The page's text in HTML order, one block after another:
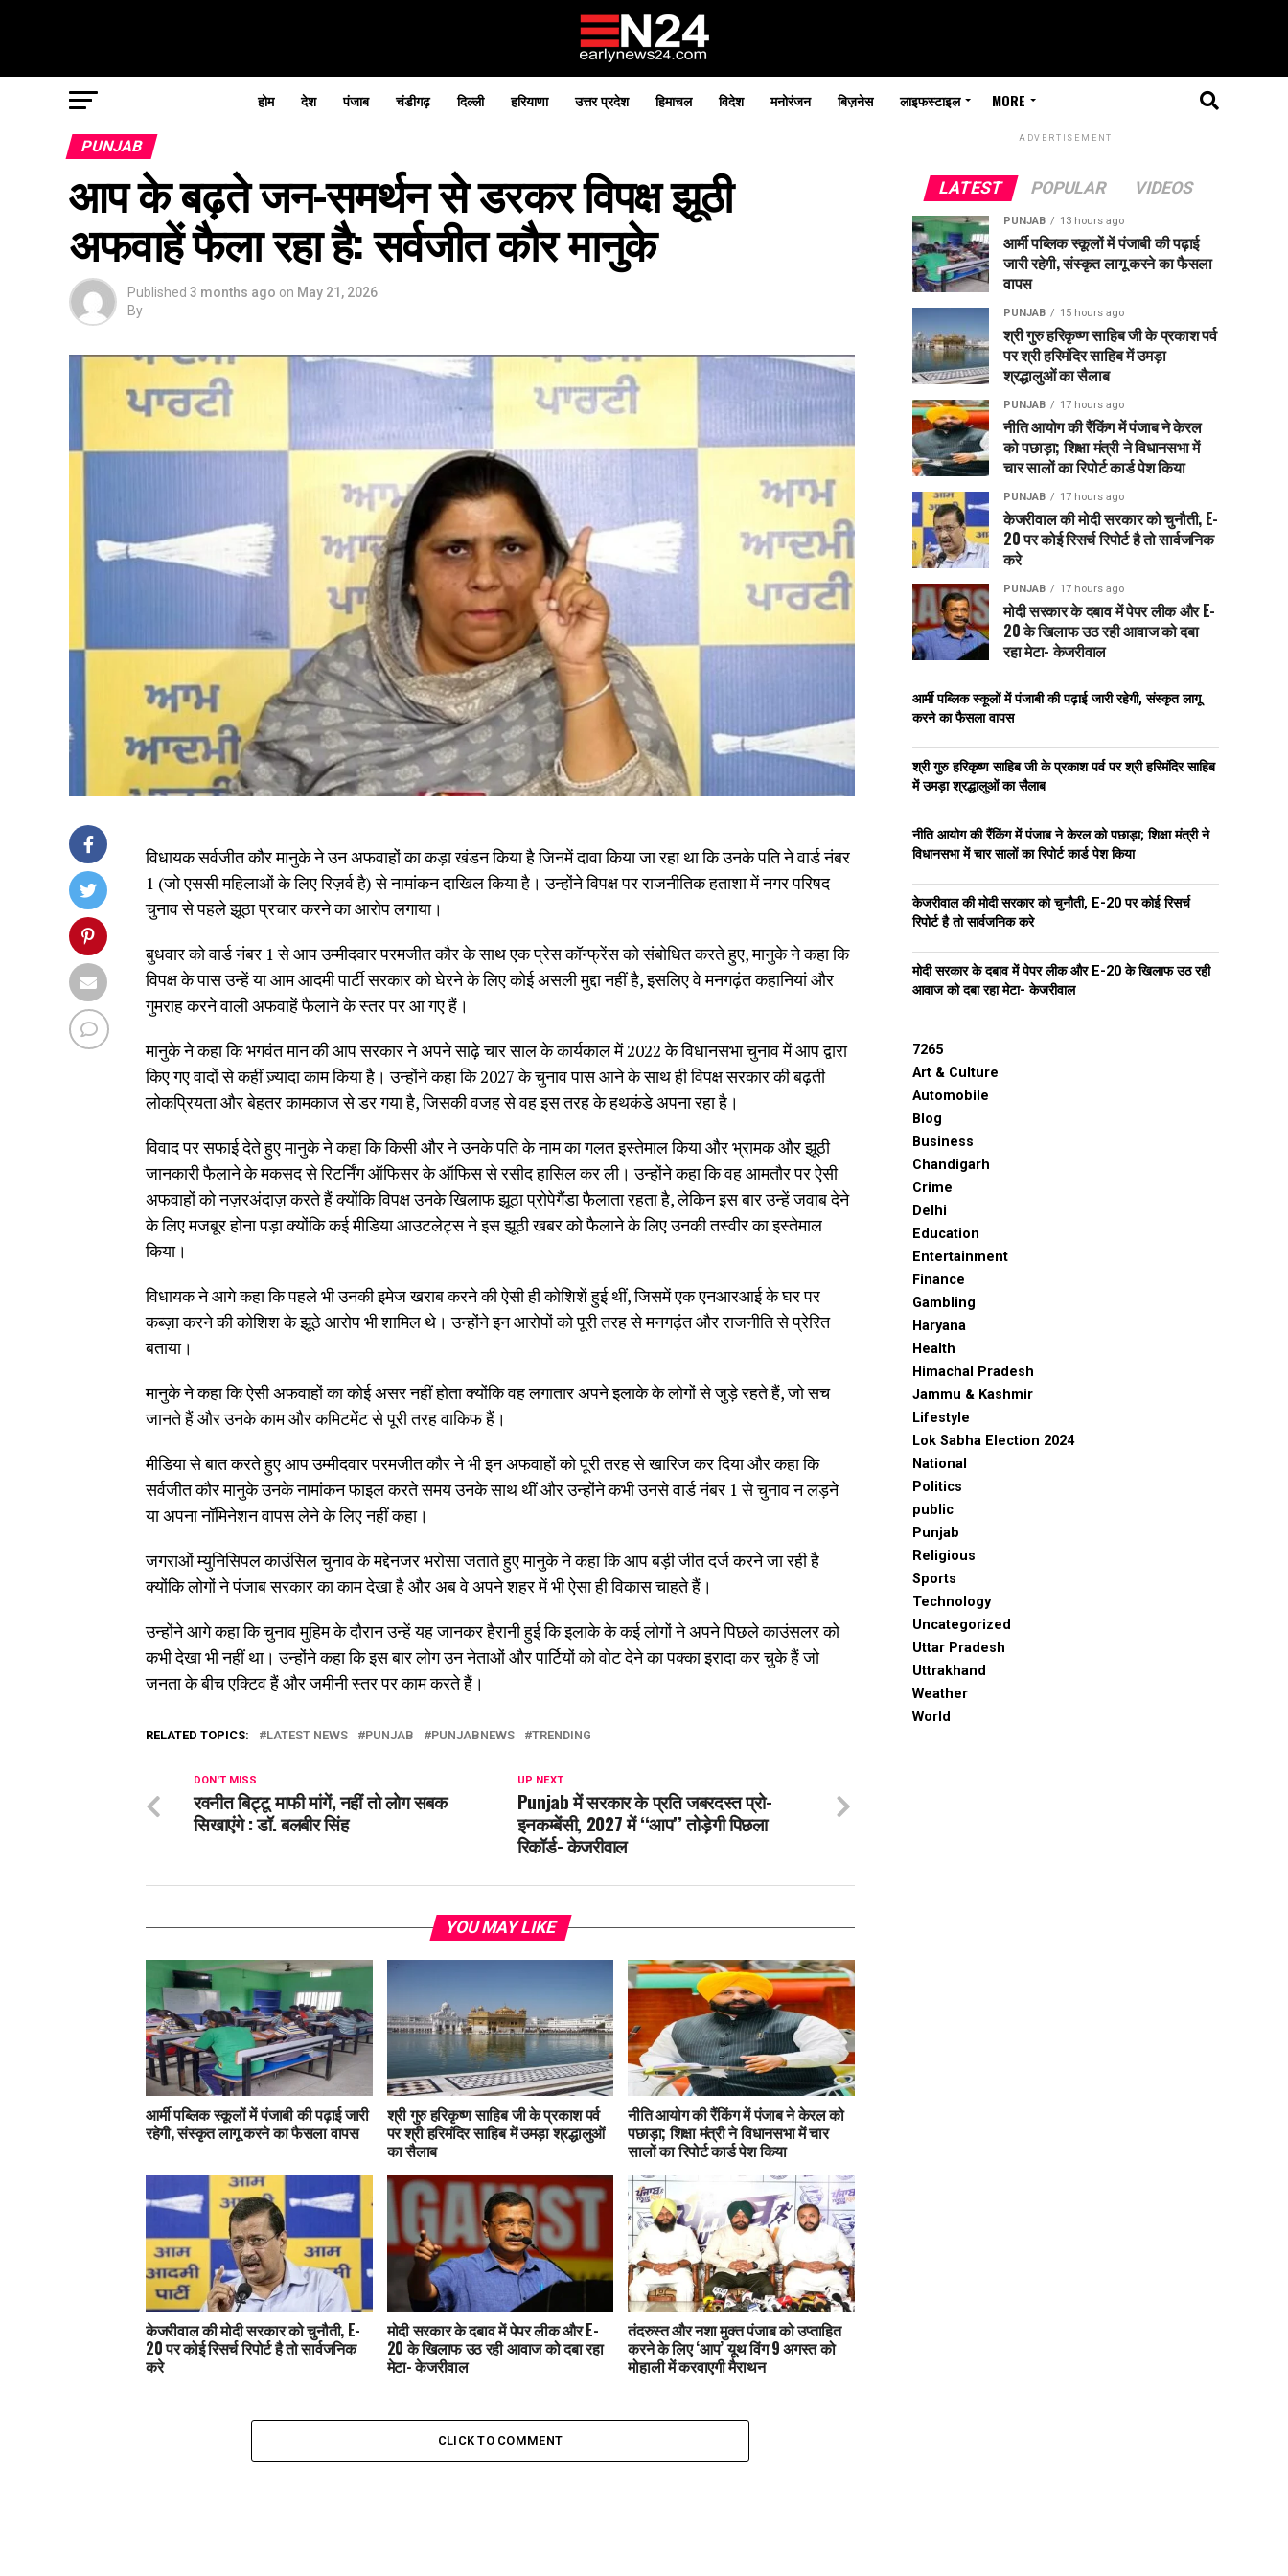
होम देश पंजाब चंडीगढ़ दिल्ली हरियाणा उत्तर प्रदेश हिमाचल विदेश मनोरंजन बिज़नेस लाइफस्टाइल MORE
PUNJAB
आप के बढ़ते जन-समर्थन से डरकर विपक्ष झूठी
अफवाहें फैला रहा है: सर्वजीत कौर मानुके
Published 3 months ago on May 21, 2026
By
विधायक सर्वजीत कौर मानुके ने उन अफवाहों का कड़ा खंडन किया है जिनमें दावा किया जा रहा था कि उनके पति ने वार्ड नंबर
1 (जो एससी महिलाओं के लिए रिज़र्व है) से नामांकन दाखिल किया है। उन्होंने विपक्ष पर राजनीतिक हताशा में नगर परिषद
चुनाव से पहले झूठा प्रचार करने का आरोप लगाया।
बुधवार को वार्ड नंबर 1 से आप उम्मीदवार परमजीत कौर के साथ एक प्रेस कॉन्फ्रेंस को संबोधित करते हुए, मानुके ने कहा कि
विपक्ष के पास उन्हें या आम आदमी पार्टी सरकार को घेरने के लिए कोई असली मुद्दा नहीं है, इसलिए वे मनगढ़ंत कहानियां और
गुमराह करने वाली अफवाहें फैलाने के स्तर पर आ गए हैं।
मानुके ने कहा कि भगवंत मान की आप सरकार ने अपने साढ़े चार साल के कार्यकाल में 2022 के विधानसभा चुनाव में आप द्वारा
किए गए वादों से कहीं ज़्यादा काम किया है। उन्होंने कहा कि 2027 के चुनाव पास आने के साथ ही विपक्ष सरकार की बढ़ती
लोकप्रियता और बेहतर कामकाज से डर गया है, जिसकी वजह से वह इस तरह के हथकंडे अपना रहा है।
विवाद पर सफाई देते हुए मानुके ने कहा कि किसी और ने उनके पति के नाम का गलत इस्तेमाल किया और भ्रामक और झूठी
जानकारी फैलाने के मकसद से रिटर्निंग ऑफिसर के ऑफिस से रसीद हासिल कर ली। उन्होंने कहा कि वह आमतौर पर ऐसी
अफवाहों को नज़रअंदाज़ करते हैं क्योंकि विपक्ष उनके खिलाफ झूठा प्रोपेगैंडा फैलाता रहता है, लेकिन इस बार उन्हें जवाब देने
के लिए मजबूर होना पड़ा क्योंकि कई मीडिया आउटलेट्स ने इस झूठी खबर को फैलाने के लिए उनकी तस्वीर का इस्तेमाल
किया।
विधायक ने आगे कहा कि पहले भी उनकी इमेज खराब करने की ऐसी ही कोशिशें हुई थीं, जिसमें एक एनआरआई के घर पर
कब्ज़ा करने की कोशिश के झूठे आरोप भी शामिल थे। उन्होंने इन आरोपों को पूरी तरह से मनगढ़ंत और राजनीति से प्रेरित
बताया।
मानुके ने कहा कि ऐसी अफवाहों का कोई असर नहीं होता क्योंकि वह लगातार अपने इलाके के लोगों से जुड़े रहते हैं, जो सच
जानते हैं और उनके काम और कमिटमेंट से पूरी तरह वाकिफ हैं।
मीडिया से बात करते हुए आप उम्मीदवार परमजीत कौर ने भी इन अफवाहों को पूरी तरह से खारिज कर दिया और कहा कि
सर्वजीत कौर मानुके उनके नामांकन फाइल करते समय उनके साथ थीं और उन्होंने कभी उनसे वार्ड नंबर 1 से चुनाव न लड़ने
या अपना नॉमिनेशन वापस लेने के लिए नहीं कहा।
जगराओं म्युनिसिपल काउंसिल चुनाव के मद्देनजर भरोसा जताते हुए मानुके ने कहा कि आप बड़ी जीत दर्ज करने जा रही है
क्योंकि लोगों ने पंजाब सरकार का काम देखा है और अब वे अपने शहर में भी ऐसा ही विकास चाहते हैं।
उन्होंने आगे कहा कि चुनाव मुहिम के दौरान उन्हें यह जानकर हैरानी हुई कि इलाके के कई लोगों ने अपने पिछले काउंसलर को
कभी देखा भी नहीं था। उन्होंने कहा कि इस बार लोग उन नेताओं और पार्टियों को वोट देने का पक्का इरादा कर चुके हैं जो
जनता के बीच एक्टिव हैं और जमीनी स्तर पर काम करते हैं।
RELATED TOPICS: LATEST NEWS PUNJAB PUNJABNEWS TRENDING
UP NEXT
Punjab में सरकार के प्रति जबरदस्त प्रो-
इनकम्बेंसी, 2027 में ‘‘आप’’ तोड़ेगी पिछला
रिकॉर्ड- केजरीवाल
DON'T MISS
रवनीत बिट्टू माफी मांगें, नहीं तो लोग सबक
सिखाएंगे : डॉ. बलबीर सिंह
YOU MAY LIKE
आर्मी पब्लिक स्कूलों में पंजाबी की पढ़ाई जारी
रहेगी, संस्कृत लागू करने का फैसला वापस
श्री गुरु हरिकृष्ण साहिब जी के प्रकाश पर्व
पर श्री हरिमंदिर साहिब में उमड़ा श्रद्धालुओं
का सैलाब
नीति आयोग की रैंकिंग में पंजाब ने केरल को
पछाड़ा; शिक्षा मंत्री ने विधानसभा में चार
सालों का रिपोर्ट कार्ड पेश किया
केजरीवाल की मोदी सरकार को चुनौती, E-
20 पर कोई रिसर्च रिपोर्ट है तो सार्वजनिक
करे
मोदी सरकार के दबाव में पेपर लीक और E-
20 के खिलाफ उठ रही आवाज को दबा रहा
मेटा- केजरीवाल
तंदरुस्त और नशा मुक्त पंजाब को उप्ताहित
करने के लिए ‘आप’ यूथ विंग 9 अगस्त को
मोहाली में करवाएगी मैराथन
CLICK TO COMMENT
ADVERTISEMENT
LATEST POPULAR VIDEOS
PUNJAB 13 hours ago
आर्मी पब्लिक स्कूलों में पंजाबी की पढ़ाई
जारी रहेगी, संस्कृत लागू करने का फैसला
वापस
PUNJAB 15 hours ago
श्री गुरु हरिकृष्ण साहिब जी के प्रकाश पर्व
पर श्री हरिमंदिर साहिब में उमड़ा
श्रद्धालुओं का सैलाब
PUNJAB 17 hours ago
नीति आयोग की रैंकिंग में पंजाब ने केरल
को पछाड़ा; शिक्षा मंत्री ने विधानसभा में
चार सालों का रिपोर्ट कार्ड पेश किया
PUNJAB 17 hours ago
केजरीवाल की मोदी सरकार को चुनौती, E-
20 पर कोई रिसर्च रिपोर्ट है तो सार्वजनिक
करे
PUNJAB 17 hours ago
मोदी सरकार के दबाव में पेपर लीक और E-
20 के खिलाफ उठ रही आवाज को दबा
रहा मेटा- केजरीवाल
आर्मी पब्लिक स्कूलों में पंजाबी की पढ़ाई जारी रहेगी, संस्कृत लागू
करने का फैसला वापस
श्री गुरु हरिकृष्ण साहिब जी के प्रकाश पर्व पर श्री हरिमंदिर साहिब
में उमड़ा श्रद्धालुओं का सैलाब
नीति आयोग की रैंकिंग में पंजाब ने केरल को पछाड़ा; शिक्षा मंत्री ने
विधानसभा में चार सालों का रिपोर्ट कार्ड पेश किया
केजरीवाल की मोदी सरकार को चुनौती, E-20 पर कोई रिसर्च
रिपोर्ट है तो सार्वजनिक करे
मोदी सरकार के दबाव में पेपर लीक और E-20 के खिलाफ उठ रही
आवाज को दबा रहा मेटा- केजरीवाल
7265
Art & Culture
Automobile
Blog
Business
Chandigarh
Crime
Delhi
Education
Entertainment
Finance
Gambling
Haryana
Health
Himachal Pradesh
Jammu & Kashmir
Lifestyle
Lok Sabha Election 2024
National
Politics
public
Punjab
Religious
Sports
Technology
Uncategorized
Uttar Pradesh
Uttrakhand
Weather
World